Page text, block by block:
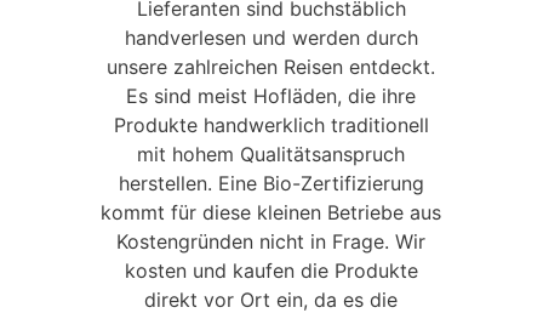
Lieferanten sind buchstäblich
handverlesen und werden durch
unsere zahlreichen Reisen entdeckt.
Es sind meist Hofläden, die ihre
Produkte handwerklich traditionell
mit hohem Qualitätsanspruch
herstellen. Eine Bio-Zertifizierung
kommt für diese kleinen Betriebe aus
Kostengründen nicht in Frage. Wir
kosten und kaufen die Produkte
direkt vor Ort ein, da es die